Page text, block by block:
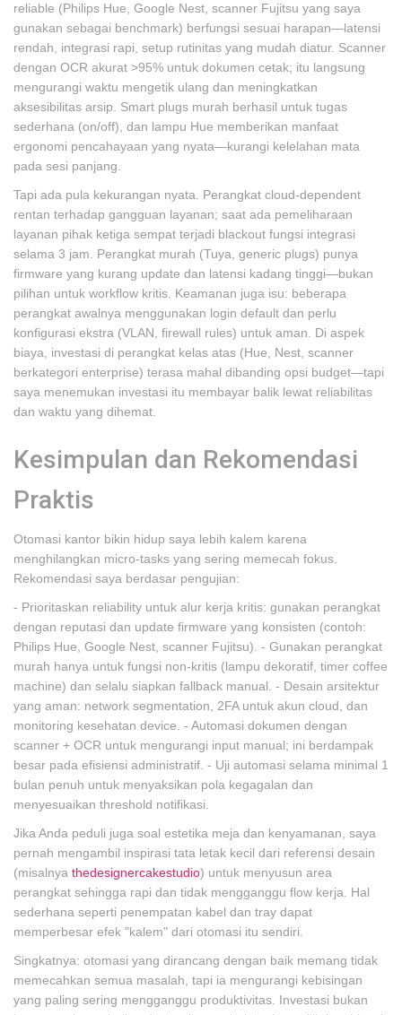
reliable (Philips Hue, Google Nest, scanner Fujitsu yang saya
gunakan sebagai benchmark) berfungsi sesuai harapan—latensi
rendah, integrasi rapi, setup rutinitas yang mudah diatur. Scanner
dengan OCR akurat >95% untuk dokumen cetak; itu langsung
mengurangi waktu mengetik ulang dan meningkatkan
aksesibilitas arsip. Smart plugs murah berhasil untuk tugas
sederhana (on/off), dan lampu Hue memberikan manfaat
ergonomi pencahayaan yang nyata—kurangi kelelahan mata
pada sesi panjang.
Tapi ada pula kekurangan nyata. Perangkat cloud-dependent
rentan terhadap gangguan layanan; saat ada pemeliharaan
layanan pihak ketiga sempat terjadi blackout fungsi integrasi
selama 3 jam. Perangkat murah (Tuya, generic plugs) punya
firmware yang kurang update dan latensi kadang tinggi—bukan
pilihan untuk workflow kritis. Keamanan juga isu: beberapa
perangkat awalnya menggunakan login default dan perlu
konfigurasi ekstra (VLAN, firewall rules) untuk aman. Di aspek
biaya, investasi di perangkat kelas atas (Hue, Nest, scanner
berkategori enterprise) terasa mahal dibanding opsi budget—tapi
saya menemukan investasi itu membayar balik lewat reliabilitas
dan waktu yang dihemat.
Kesimpulan dan Rekomendasi
Praktis
Otomasi kantor bikin hidup saya lebih kalem karena
menghilangkan micro-tasks yang sering memecah fokus.
Rekomendasi saya berdasar pengujian:
- Prioritaskan reliability untuk alur kerja kritis: gunakan perangkat
dengan reputasi dan update firmware yang konsisten (contoh:
Philips Hue, Google Nest, scanner Fujitsu). - Gunakan perangkat
murah hanya untuk fungsi non-kritis (lampu dekoratif, timer coffee
machine) dan selalu siapkan fallback manual. - Desain arsitektur
yang aman: network segmentation, 2FA untuk akun cloud, dan
monitoring kesehatan device. - Automasi dokumen dengan
scanner + OCR untuk mengurangi input manual; ini berdampak
besar pada efisiensi administratif. - Uji automasi selama minimal 1
bulan penuh untuk menyaksikan pola kegagalan dan
menyesuaikan threshold notifikasi.
Jika Anda peduli juga soal estetika meja dan kenyamanan, saya
pernah mengambil inspirasi tata letak kecil dari referensi desain
(misalnya thedesignercakestudio) untuk menyusun area
perangkat sehingga rapi dan tidak mengganggu flow kerja. Hal
sederhana seperti penempatan kabel dan tray dapat
memperbesar efek "kalem" dari otomasi itu sendiri.
Singkatnya: otomasi yang dirancang dengan baik memang tidak
memecahkan semua masalah, tapi ia mengurangi kebisingan
yang paling sering mengganggu produktivitas. Investasi bukan